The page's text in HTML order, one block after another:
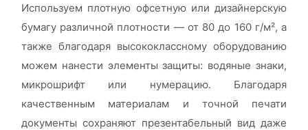
Используем плотную офсетную или дизайнерскую
бумагу различной плотности — от 80 до 160 г/м², а
также благодаря высококлассному оборудованию
можем нанести элементы защиты: водяные знаки,
микрошрифт или нумерацию. Благодаря
качественным материалам и точной печати
документы сохраняют презентабельный вид даже